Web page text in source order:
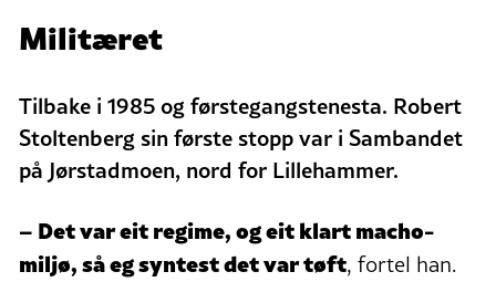
Militæret
Tilbake i 1985 og førstegangstenesta. Robert
Stoltenberg sin første stopp var i Sambandet
på Jørstadmoen, nord for Lillehammer.
– Det var eit regime, og eit klart macho-
miljø, så eg syntest det var tøft, fortel han.